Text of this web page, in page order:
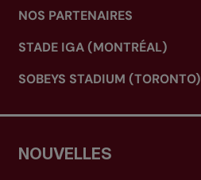
NOS PARTENAIRES
STADE IGA (MONTRÉAL)
SOBEYS STADIUM (TORONTO)
NOUVELLES